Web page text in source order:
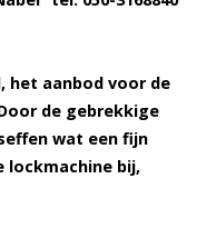
het aanbod voor de
de gebrekkige
wat een fijn
lockmachine bij,